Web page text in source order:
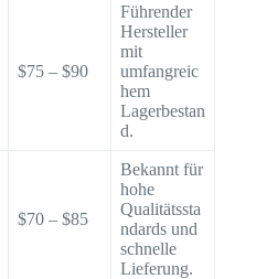
$75 – $90
Führender
Hersteller
mit
umfangreic
hem
Lagerbestan
d.
$70 – $85
Bekannt für
hohe
Qualitätssta
ndards und
schnelle
Lieferung.